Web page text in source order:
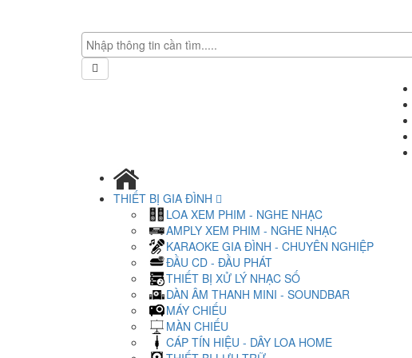
THIẾT BỊ GIA ĐÌNH
LOA XEM PHIM - NGHE NHẠC
AMPLY XEM PHIM - NGHE NHẠC
KARAOKE GIA ĐÌNH - CHUYÊN NGHIỆP
ĐẦU CD - ĐẦU PHÁT
THIẾT BỊ XỬ LÝ NHẠC SỐ
DÀN ÂM THANH MINI - SOUNDBAR
MÁY CHIẾU
MÀN CHIẾU
CÁP TÍN HIỆU - DÂY LOA HOME